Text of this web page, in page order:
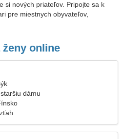
si nových priateľov. Pripojte sa k
pre miestnych obyvateľov,
ženy online
dámu